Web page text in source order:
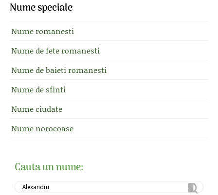
Nume speciale
Nume romanesti
Nume de fete romanesti
Nume de baieti romanesti
Nume de sfinti
Nume ciudate
Nume norocoase
Cauta un nume: